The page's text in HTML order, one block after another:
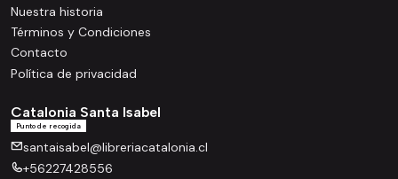
Nuestra historia
Términos y Condiciones
Contacto
Política de privacidad
Catalonia Santa Isabel
Punto de recogida
santaisabel@libreriacatalonia.cl
+56227428556